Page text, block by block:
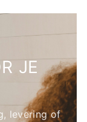
JE
levering of